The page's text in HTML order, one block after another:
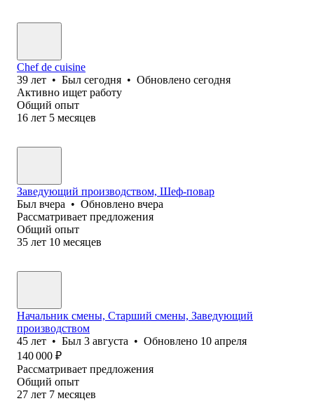
Chef de cuisine
39 лет • Был сегодня • Обновлено сегодня
Активно ищет работу
Общий опыт
16 лет 5 месяцев
Заведующий производством, Шеф-повар
Был вчера • Обновлено вчера
Рассматривает предложения
Общий опыт
35 лет 10 месяцев
Начальник смены, Старший смены, Заведующий
производством
45 лет • Был 3 августа • Обновлено 10 апреля
140 000 ₽
Рассматривает предложения
Общий опыт
27 лет 7 месяцев